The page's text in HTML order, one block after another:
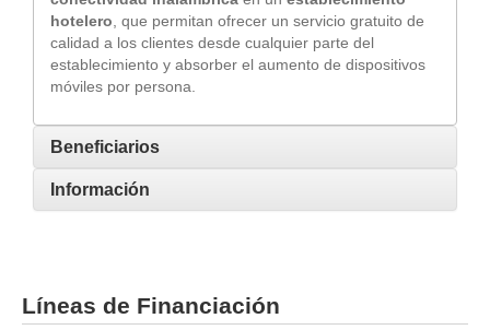
hotelero , que permitan ofrecer un servicio gratuito de
calidad a los clientes desde cualquier parte del
establecimiento y absorber el aumento de dispositivos
móviles por persona.
Beneficiarios
Información
Líneas de Financiación